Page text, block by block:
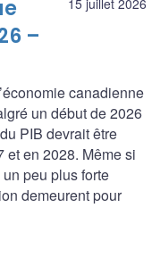
15 juillet 2026
–
canadienne
un début de 2026
PIB devrait être
et en 2028. Même si
un peu plus forte
demeurent pour